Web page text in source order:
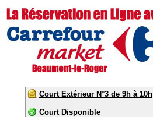
Court Extérieur N°3 de 9h à 10h
Court Disponible